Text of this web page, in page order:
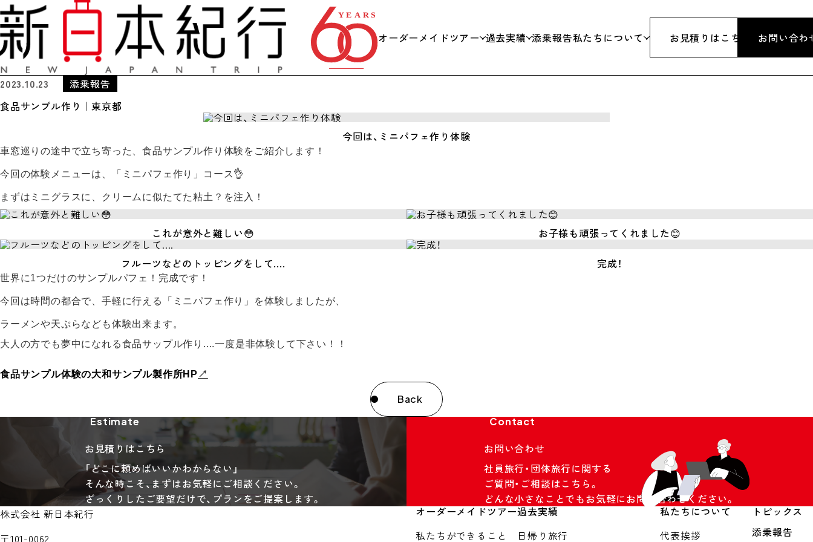
オーダーメイドツアー
当日までの流れ
過去実績
社員旅行
学校団体
添乗報告私たちについて
沿革
旅行業登録票
約款・条件書・その他
お見積りはこちら お問い合わ
2023.10.23
添乗報告
食品サンプル作り｜東京都
今回は、ミニパフェ作り体験
車窓巡りの途中で立ち寄った、食品サンプル作り体験をご紹介します！
今回の体験メニューは、「ミニパフェ作り」コース👌
まずはミニグラスに、クリームに似たてた粘土？を注入！
これが意外と難しい😳 お子様も頑張ってくれました😊
フルーツなどのトッピングをして.... 完成！
世界に1つだけのサンプルパフェ！完成です！
今回は時間の都合で、 手軽に行える 「ミニパフェ作り」を体験しましたが
ラーメンや天ぷらなども体験出来ます。
大人の方でも夢中になれる食品サップル作り....一度是非体験して下さい！！
食品サンプル体験の大和サンプル製作所HP ↗
Back
Estimate
お見積りはこちら
「どこに頼めばいいかわからない」
そんな時こそ、まずはお気軽にご相談ください。
ざっくりしたご要望だけで、プランをご提案します。
Contact
お問い合わせ
社員旅行・団体旅行に関する
ご質問・ご相談はこちら。
どんな小さなことでもお気軽にお問い合わせください。
株式会社 新日本紀行
〒101-0062
オーダーメイドツアー
私たちができること
過去実績
日帰り旅行
私たちについて
代表挨拶
トピックス
添乗報告